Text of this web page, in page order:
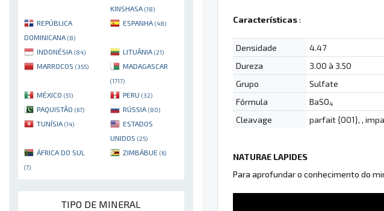
KINSHASA (18)
REPÚBLICA
DOMINICANA (8)
ESPANHA (48)
INDONÉSIA (84) LITUÂNIA (21)
MARROCOS (355) MADAGASCAR
(1717)
MÉXICO (51) PERU (32)
PAQUISTÃO (67) RÚSSIA (80)
TUNÍSIA (14)
ESTADOS
UNIDOS (25)
ÁFRICA DO SUL
(7)
ZIMBÁBUE (6)
TIPO DE MINERAL
Características:
Densidade
4.47
Dureza
3.00 à 3.50
Grupo
Sulfate
Fórmula
BaSO4
Cleavage parfait {001}, ,
NATURAE LAPIDES
Para aprofundar o conhecimento do